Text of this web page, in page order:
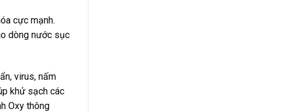
cực mạnh.
dòng nước sục
virus, nấm
khử sạch các
Oxy thông